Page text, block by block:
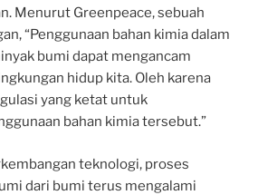
Menurut Greenpeace, sebuah
“Penggunaan bahan kimia dalam
bumi dapat mengancam
hidup kita. Oleh karena
yang ketat untuk
bahan kimia tersebut.”
teknologi, proses
dari bumi terus mengalami